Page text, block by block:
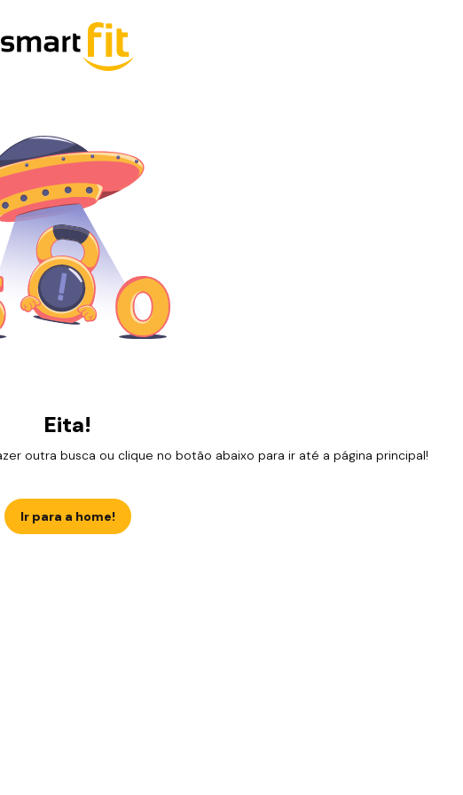
Eita!
outra busca ou clique no botão abaixo para ir até a página principal!
Ir para a home!